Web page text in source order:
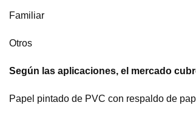
Familiar
Otros
Según las aplicaciones, el mercado
Papel pintado de PVC con respaldo de